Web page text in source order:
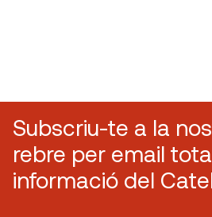
Subscriu-te a la
rebre per email
informació del